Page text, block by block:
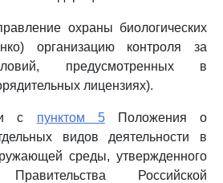
охраны биологических
организацию контроля за
предусмотренных в
лицензиях).
с пунктом 5Положения о
видов деятельности в
среды, утвержденного
Правительства Российской